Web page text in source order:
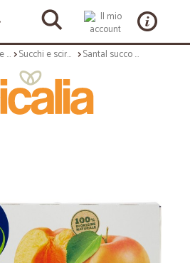
Acqua, Bibite e Alcolici Succhi e sciroppi Santal succo albicocca cl.20 x 3